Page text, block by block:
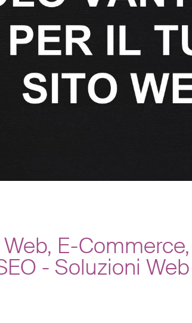
E-Commerce,
- Soluzioni